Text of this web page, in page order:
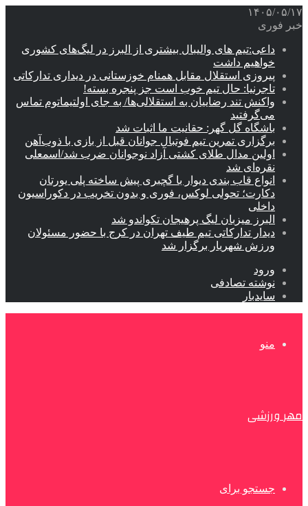
۱۴۰۵/۰۵/۱۷
خبر فوری
داعی:تیم های والیبال بیشتری از البرز در لیگ‌های کشوری
خواهیم داشت
پیروزی استقلال مقابل همنام خوزستانی در دیداری تدارکاتی
تاجرنیا: حال تیم خوب است جز پنجره بسته!
واکنش تند رضاییان به استقلالی‌ها/ به جای اولتیماتوم تماس
می‌گرفتید
باشگاه گل گهر: حقانیت ما اثبات شد
برگزاری تمرین تیم فوتبال جوانان قبل از بازی با ذوب‌آهن
اولین مدال طلای کشتی آزاد نوجوانان ضرب شد/اسمعلی
نقره‌ای شد
انواع قاب بندی دیوار با گچبری پیش ساخته پلی یورتان
دکارت؛ تحولی لوکس، فوری و بدون تخریب در دکوراسیون
داخلی
البرز میزبان لیگ پرهیجان تکواندو شد
دیدار تدارکاتی تیم طیف تهران در کرج با حضور مسئولان
ورزش شهریار برگزار شد
ورود
نوشته تصادفی
سایدبار
منو
مهر ورزشی
جستجو برای